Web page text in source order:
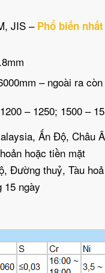
JIS – Phổ biến
– ngoài ra
– 1250; 1500 –
Ấn Độ, Châu
hoặc tiền mặt
Đường thuỷ, Tàu hoả
15 ngày